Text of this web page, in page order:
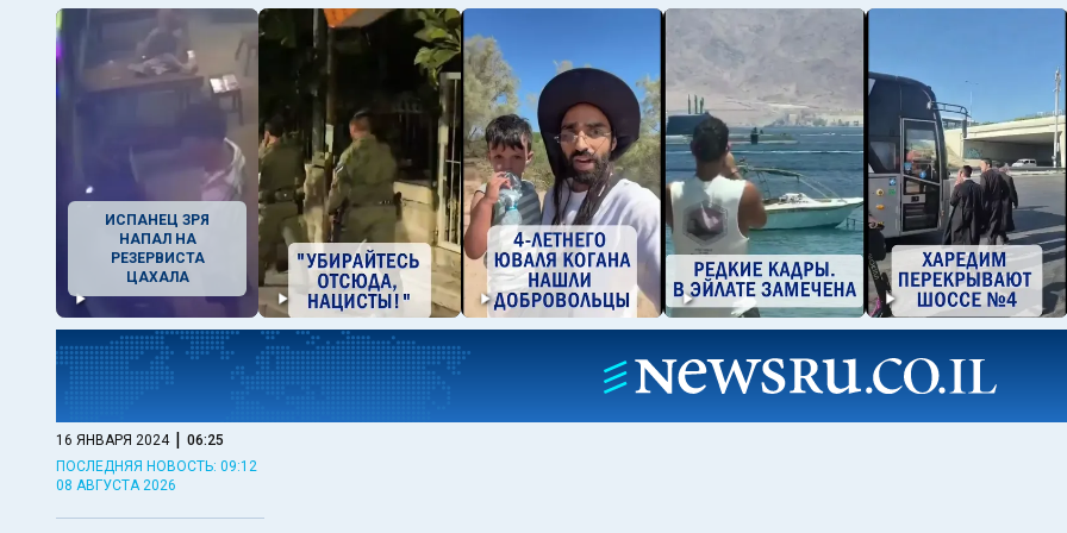
ИСПАНЕЦ ЗРЯ
НАПАЛ НА
РЕЗЕРВИСТА
ЦАХАЛА
16 ЯНВАРЯ 2024 | 06:25
ПОСЛЕДНЯЯ НОВОСТЬ: 09:12
08 АВГУСТА 2026